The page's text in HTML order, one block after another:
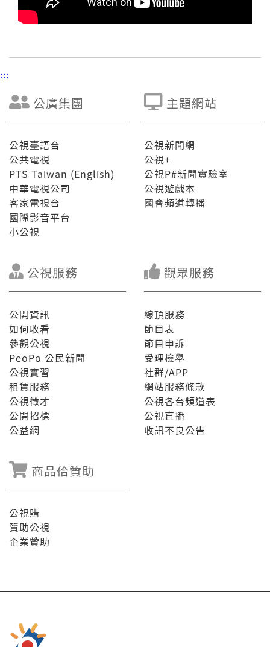
:::
公廣集團
公視臺語台
公共電視
PTS Taiwan (English)
中華電視公司
客家電視台
國際影音平台
小公視
主題網站
公視新聞網
公視+
公視P#新聞實驗室
公視遊戲本
國會頻道轉播
公視服務
公開資訊
如何收看
參觀公視
PeoPo 公民新聞
公視實習
租賃服務
公視徵才
公開招標
公益網
觀眾服務
線頂服務
節目表
節目申訴
受理檢舉
社群/APP
網站服務條款
公視各台頻道表
公視直播
收訊不良公告
商品佮贊助
公視購
贊助公視
企業贊助